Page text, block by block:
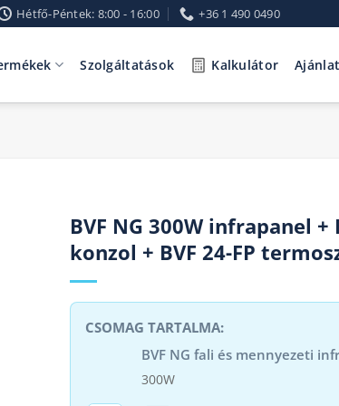
Hétfő-Péntek: 8:00 - 16:00 +36 1 490 0490
Szolgáltatások Kalkulátor
BVF NG 300W infrapanel +
konzol + BVF 24-FP
BVF NG fali és mennyezeti
300W